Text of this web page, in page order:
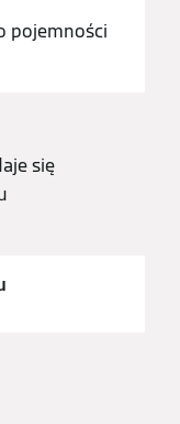
pojemności
się